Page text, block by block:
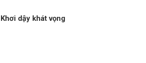
Khơi dậy khát vọng